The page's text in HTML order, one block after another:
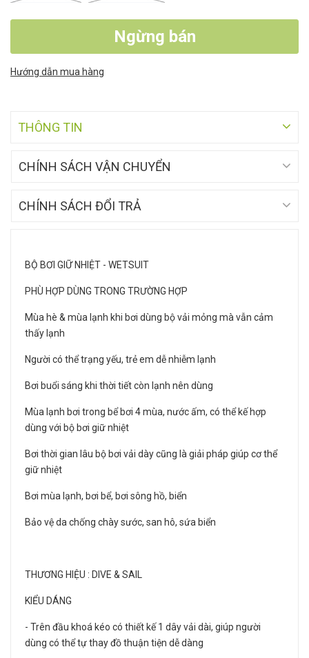
Ngừng bán
Hướng dẫn mua hàng
THÔNG TIN
CHÍNH SÁCH VẬN CHUYỂN
CHÍNH SÁCH ĐỔI TRẢ
BỘ BƠI GIỮ NHIỆT - WETSUIT
PHÙ HỢP DÙNG TRONG TRƯỜNG HỢP
Mùa hè & mùa lạnh khi bơi dùng bộ vải mỏng mà vẫn cảm
thấy lạnh
Người có thể trạng yếu, trẻ em dễ nhiễm lạnh
Bơi buổi sáng khi thời tiết còn lạnh nên dùng
Mùa lạnh bơi trong bể bơi 4 mùa, nước ấm, có thể kế hợp
dùng với bộ bơi giữ nhiệt
Bơi thời gian lâu bộ bơi vải dày cũng là giải pháp giúp cơ thể
giữ nhiệt
Bơi mùa lạnh, bơi bể, bơi sông hồ, biển
Bảo vệ da chống chày sước, san hô, sứa biển
THƯƠNG HIỆU : DIVE & SAIL
KIỂU DÁNG
- Trên đầu khoá kéo có thiết kế 1 dây vải dài, giúp người
dùng có thể tự thay đồ thuận tiện dễ dàng